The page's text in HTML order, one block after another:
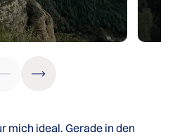
mich ideal. Gerade in den